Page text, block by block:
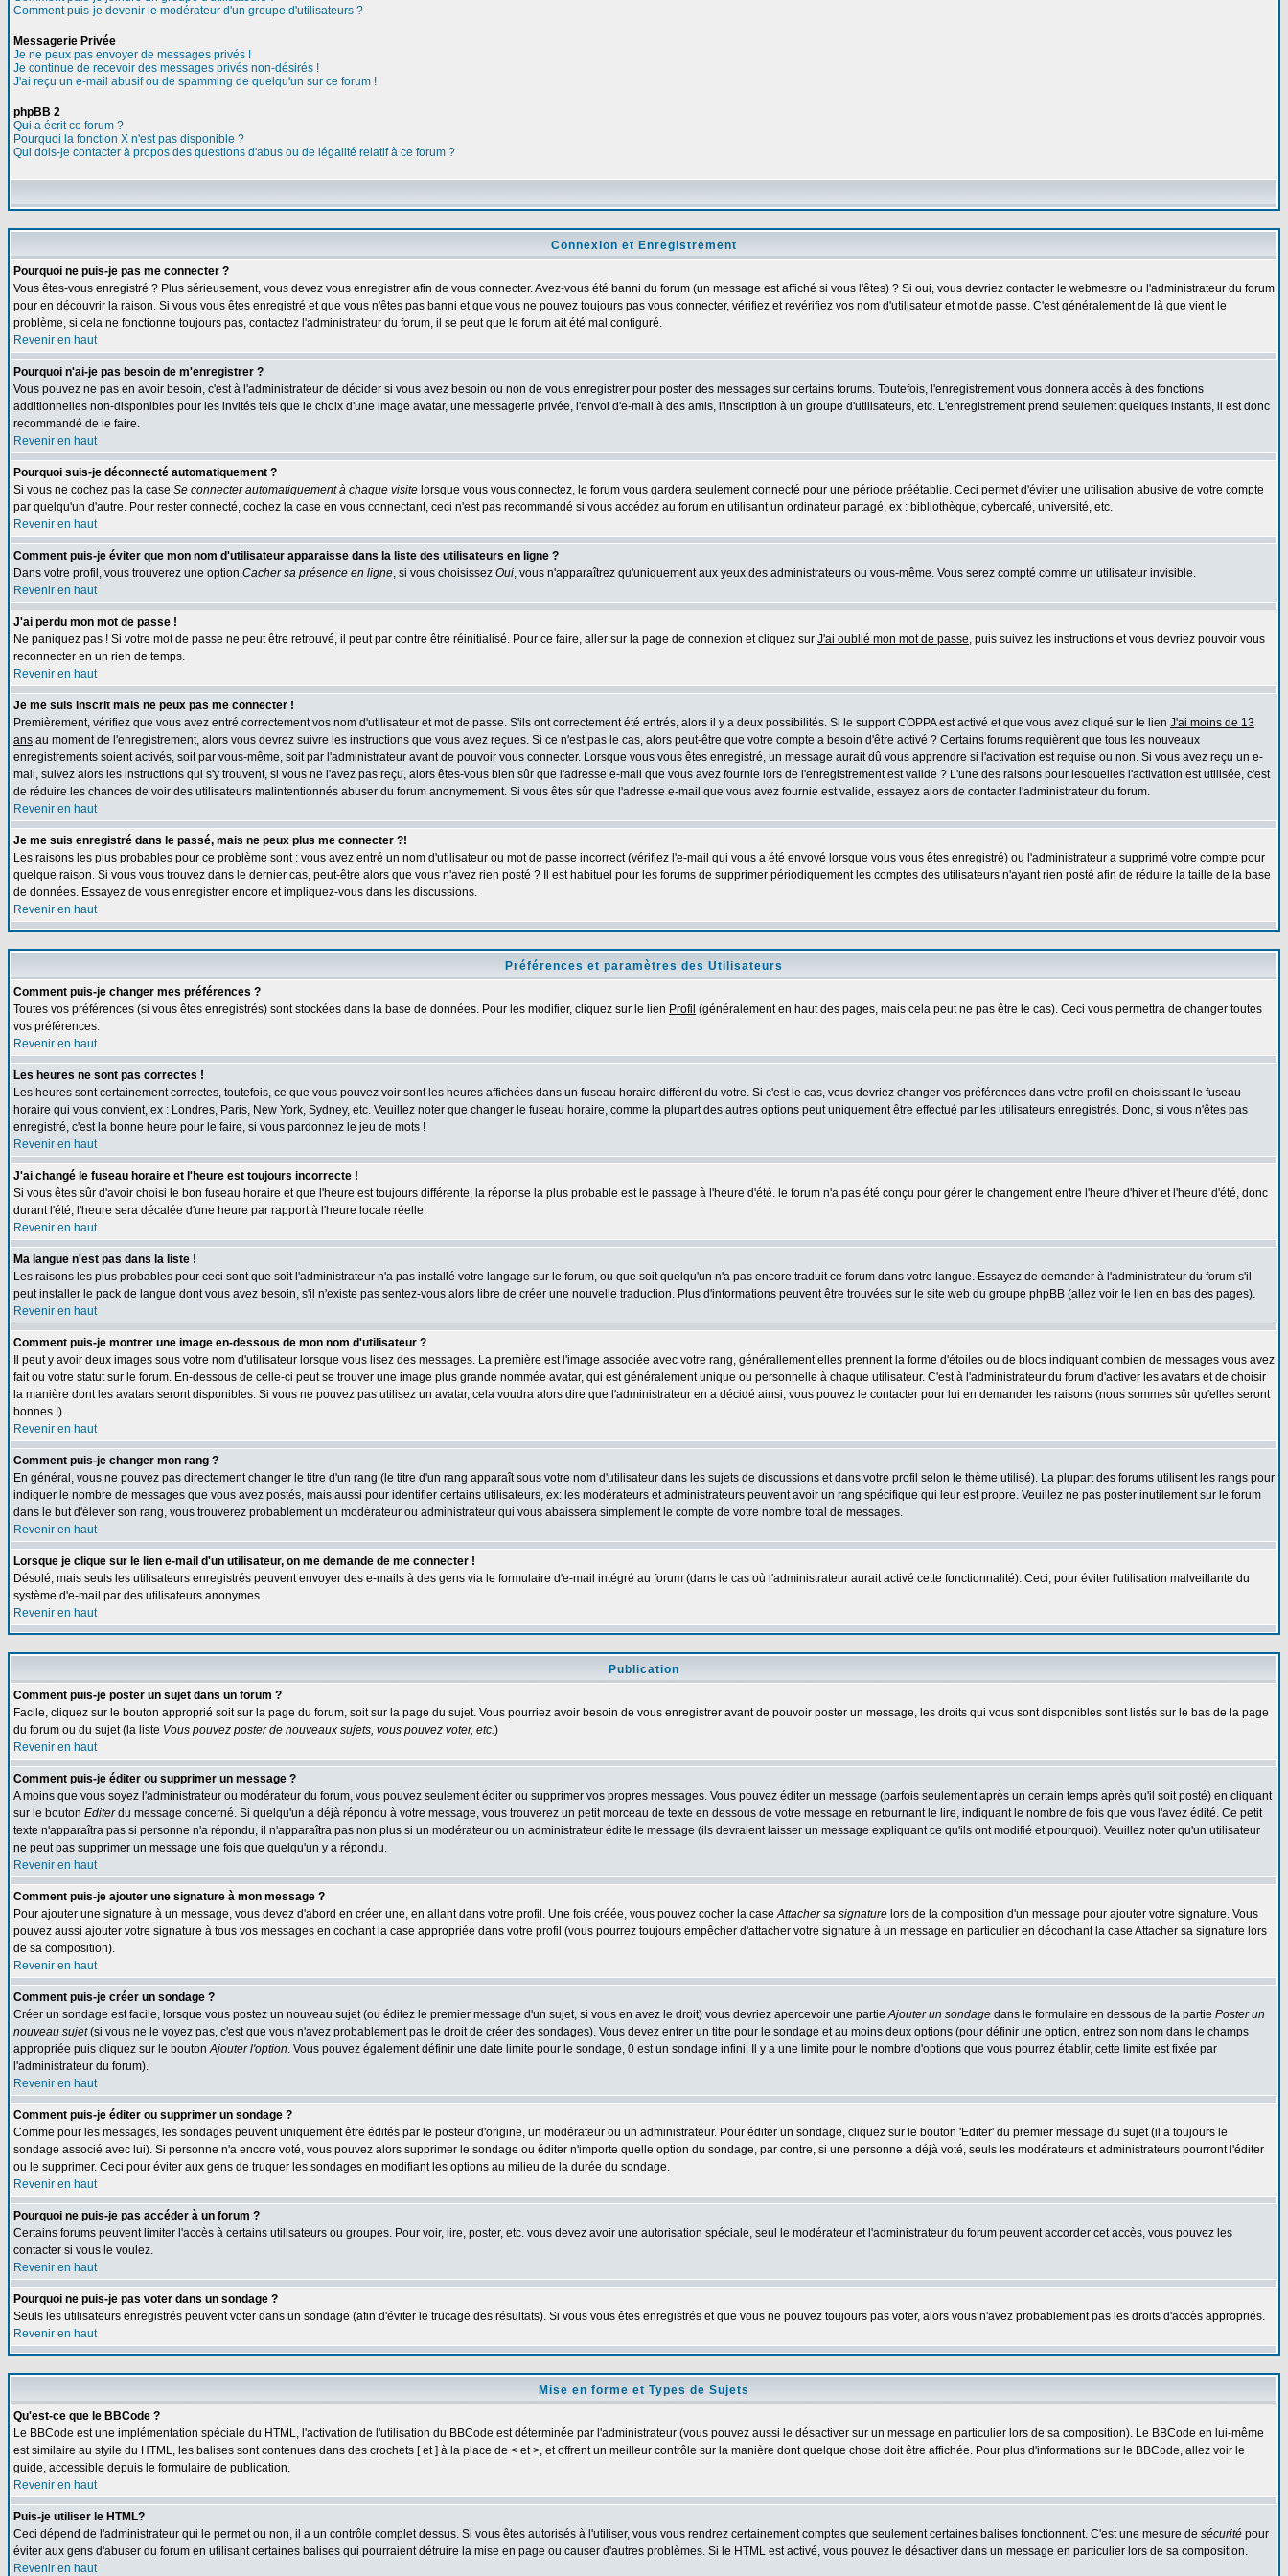
Comment puis-je devenir le modérateur d'un groupe d'utilisateurs ?
Messagerie Privée
Je ne peux pas envoyer de messages privés !
Je continue de recevoir des messages privés non-désirés !
J'ai reçu un e-mail abusif ou de spamming de quelqu'un sur ce forum !
phpBB 2
Qui a écrit ce forum ?
Pourquoi la fonction X n'est pas disponible ?
Qui dois-je contacter à propos des questions d'abus ou de légalité relatif à ce forum ?
Connexion et Enregistrement
Pourquoi ne puis-je pas me connecter ?
Vous êtes-vous enregistré ? Plus sérieusement, vous devez vous enregistrer afin de vous connecter. Avez-vous été banni du forum (un message est affiché si vous l'êtes) ? Si oui, vous devriez contacter le webmestre ou l'administrateur du forum
pour en découvrir la raison. Si vous vous êtes enregistré et que vous n'êtes pas banni et que vous ne pouvez toujours pas vous connecter, vérifiez et revérifiez vos nom d'utilisateur et mot de passe. C'est généralement de là que vient le
problème, si cela ne fonctionne toujours pas, contactez l'administrateur du forum, il se peut que le forum ait été mal configuré.
Revenir en haut
Pourquoi n'ai-je pas besoin de m'enregistrer ?
Vous pouvez ne pas en avoir besoin, c'est à l'administrateur de décider si vous avez besoin ou non de vous enregistrer pour poster des messages sur certains forums. Toutefois, l'enregistrement vous donnera accès à des fonctions
additionnelles non-disponibles pour les invités tels que le choix d'une image avatar, une messagerie privée, l'envoi d'e-mail à des amis, l'inscription à un groupe d'utilisateurs, etc. L'enregistrement prend seulement quelques instants, il est donc
recommandé de le faire.
Revenir en haut
Pourquoi suis-je déconnecté automatiquement ?
Si vous ne cochez pas la case Se connecter automatiquement à chaque visite lorsque vous vous connectez, le forum vous gardera seulement connecté pour une période préétablie. Ceci permet d'éviter une utilisation abusive de votre compte
par quelqu'un d'autre. Pour rester connecté, cochez la case en vous connectant, ceci n'est pas recommandé si vous accédez au forum en utilisant un ordinateur partagé, ex : bibliothèque, cybercafé, université, etc.
Revenir en haut
Comment puis-je éviter que mon nom d'utilisateur apparaisse dans la liste des utilisateurs en ligne ?
Dans votre profil, vous trouverez une option Cacher sa présence en ligne, si vous choisissez Oui, vous n'apparaîtrez qu'uniquement aux yeux des administrateurs ou vous-même. Vous serez compté comme un utilisateur invisible.
Revenir en haut
J'ai perdu mon mot de passe !
Ne paniquez pas ! Si votre mot de passe ne peut être retrouvé, il peut par contre être réinitialisé. Pour ce faire, aller sur la page de connexion et cliquez sur J'ai oublié mon mot de passe, puis suivez les instructions et vous devriez pouvoir vous
reconnecter en un rien de temps.
Revenir en haut
Je me suis inscrit mais ne peux pas me connecter !
Premièrement, vérifiez que vous avez entré correctement vos nom d'utilisateur et mot de passe. S'ils ont correctement été entrés, alors il y a deux possibilités. Si le support COPPA est activé et que vous avez cliqué sur le lien J'ai moins de 13
ans au moment de l'enregistrement, alors vous devrez suivre les instructions que vous avez reçues. Si ce n'est pas le cas, alors peut-être que votre compte a besoin d'être activé ? Certains forums requièrent que tous les nouveaux
enregistrements soient activés, soit par vous-même, soit par l'administrateur avant de pouvoir vous connecter. Lorsque vous vous êtes enregistré, un message aurait dû vous apprendre si l'activation est requise ou non. Si vous avez reçu un e-
mail, suivez alors les instructions qui s'y trouvent, si vous ne l'avez pas reçu, alors êtes-vous bien sûr que l'adresse e-mail que vous avez fournie lors de l'enregistrement est valide ? L'une des raisons pour lesquelles l'activation est utilisée, c'est
de réduire les chances de voir des utilisateurs malintentionnés abuser du forum anonymement. Si vous êtes sûr que l'adresse e-mail que vous avez fournie est valide, essayez alors de contacter l'administrateur du forum.
Revenir en haut
Je me suis enregistré dans le passé, mais ne peux plus me connecter ?!
Les raisons les plus probables pour ce problème sont : vous avez entré un nom d'utilisateur ou mot de passe incorrect (vérifiez l'e-mail qui vous a été envoyé lorsque vous vous êtes enregistré) ou l'administrateur a supprimé votre compte pour
quelque raison. Si vous vous trouvez dans le dernier cas, peut-être alors que vous n'avez rien posté ? Il est habituel pour les forums de supprimer périodiquement les comptes des utilisateurs n'ayant rien posté afin de réduire la taille de la base
de données. Essayez de vous enregistrer encore et impliquez-vous dans les discussions.
Revenir en haut
Préférences et paramètres des Utilisateurs
Comment puis-je changer mes préférences ?
Toutes vos préférences (si vous êtes enregistrés) sont stockées dans la base de données. Pour les modifier, cliquez sur le lien Profil (généralement en haut des pages, mais cela peut ne pas être le cas). Ceci vous permettra de changer toutes
vos préférences.
Revenir en haut
Les heures ne sont pas correctes !
Les heures sont certainement correctes, toutefois, ce que vous pouvez voir sont les heures affichées dans un fuseau horaire différent du votre. Si c'est le cas, vous devriez changer vos préférences dans votre profil en choisissant le fuseau
horaire qui vous convient, ex : Londres, Paris, New York, Sydney, etc. Veuillez noter que changer le fuseau horaire, comme la plupart des autres options peut uniquement être effectué par les utilisateurs enregistrés. Donc, si vous n'êtes pas
enregistré, c'est la bonne heure pour le faire, si vous pardonnez le jeu de mots !
Revenir en haut
J'ai changé le fuseau horaire et l'heure est toujours incorrecte !
Si vous êtes sûr d'avoir choisi le bon fuseau horaire et que l'heure est toujours différente, la réponse la plus probable est le passage à l'heure d'été. le forum n'a pas été conçu pour gérer le changement entre l'heure d'hiver et l'heure d'été, donc
durant l'été, l'heure sera décalée d'une heure par rapport à l'heure locale réelle.
Revenir en haut
Ma langue n'est pas dans la liste !
Les raisons les plus probables pour ceci sont que soit l'administrateur n'a pas installé votre langage sur le forum, ou que soit quelqu'un n'a pas encore traduit ce forum dans votre langue. Essayez de demander à l'administrateur du forum s'il
peut installer le pack de langue dont vous avez besoin, s'il n'existe pas sentez-vous alors libre de créer une nouvelle traduction. Plus d'informations peuvent être trouvées sur le site web du groupe phpBB (allez voir le lien en bas des pages).
Revenir en haut
Comment puis-je montrer une image en-dessous de mon nom d'utilisateur ?
Il peut y avoir deux images sous votre nom d'utilisateur lorsque vous lisez des messages. La première est l'image associée avec votre rang, générallement elles prennent la forme d'étoiles ou de blocs indiquant combien de messages vous avez
fait ou votre statut sur le forum. En-dessous de celle-ci peut se trouver une image plus grande nommée avatar, qui est généralement unique ou personnelle à chaque utilisateur. C'est à l'administrateur du forum d'activer les avatars et de choisir
la manière dont les avatars seront disponibles. Si vous ne pouvez pas utilisez un avatar, cela voudra alors dire que l'administrateur en a décidé ainsi, vous pouvez le contacter pour lui en demander les raisons (nous sommes sûr qu'elles seront
bonnes !).
Revenir en haut
Comment puis-je changer mon rang ?
En général, vous ne pouvez pas directement changer le titre d'un rang (le titre d'un rang apparaît sous votre nom d'utilisateur dans les sujets de discussions et dans votre profil selon le thème utilisé). La plupart des forums utilisent les rangs pour
indiquer le nombre de messages que vous avez postés, mais aussi pour identifier certains utilisateurs, ex: les modérateurs et administrateurs peuvent avoir un rang spécifique qui leur est propre. Veuillez ne pas poster inutilement sur le forum
dans le but d'élever son rang, vous trouverez probablement un modérateur ou administrateur qui vous abaissera simplement le compte de votre nombre total de messages.
Revenir en haut
Lorsque je clique sur le lien e-mail d'un utilisateur, on me demande de me connecter !
Désolé, mais seuls les utilisateurs enregistrés peuvent envoyer des e-mails à des gens via le formulaire d'e-mail intégré au forum (dans le cas où l'administrateur aurait activé cette fonctionnalité). Ceci, pour éviter l'utilisation malveillante du
système d'e-mail par des utilisateurs anonymes.
Revenir en haut
Publication
Comment puis-je poster un sujet dans un forum ?
Facile, cliquez sur le bouton approprié soit sur la page du forum, soit sur la page du sujet. Vous pourriez avoir besoin de vous enregistrer avant de pouvoir poster un message, les droits qui vous sont disponibles sont listés sur le bas de la page
du forum ou du sujet (la liste Vous pouvez poster de nouveaux sujets, vous pouvez voter, etc.)
Revenir en haut
Comment puis-je éditer ou supprimer un message ?
A moins que vous soyez l'administrateur ou modérateur du forum, vous pouvez seulement éditer ou supprimer vos propres messages. Vous pouvez éditer un message (parfois seulement après un certain temps après qu'il soit posté) en cliquant
sur le bouton Editerdu message concerné. Si quelqu'un a déjà répondu à votre message, vous trouverez un petit morceau de texte en dessous de votre message en retournant le lire, indiquant le nombre de fois que vous l'avez édité. Ce petit
texte n'apparaîtra pas si personne n'a répondu, il n'apparaîtra pas non plus si un modérateur ou un administrateur édite le message (ils devraient laisser un message expliquant ce qu'ils ont modifié et pourquoi). Veuillez noter qu'un utilisateur
ne peut pas supprimer un message une fois que quelqu'un y a répondu.
Revenir en haut
Comment puis-je ajouter une signature à mon message ?
Pour ajouter une signature à un message, vous devez d'abord en créer une, en allant dans votre profil. Une fois créée, vous pouvez cocher la caseAttacher sa signature lors de la composition d'un message pour ajouter votre signature. Vous
pouvez aussi ajouter votre signature à tous vos messages en cochant la case appropriée dans votre profil (vous pourrez toujours empêcher d'attacher votre signature à un message en particulier en décochant la case Attacher sa signature lors
de sa composition).
Revenir en haut
Comment puis-je créer un sondage ?
Créer un sondage est facile, lorsque vous postez un nouveau sujet (ou éditez le premier message d'un sujet, si vous en avez le droit) vous devriez apercevoir une partieAjouter un sondage dans le formulaire en dessous de la partie Poster un
nouveau sujet(si vous ne le voyez pas, c'est que vous n'avez probablement pas le droit de créer des sondages). Vous devez entrer un titre pour le sondage et au moins deux options (pour définir une option, entrez son nom dans le champs
appropriée puis cliquez sur le boutonAjouter l'option. Vous pouvez également définir une date limite pour le sondage, 0 est un sondage infini. Il y a une limite pour le nombre d'options que vous pourrez établir, cette limite est fixée par
l'administrateur du forum).
Revenir en haut
Comment puis-je éditer ou supprimer un sondage ?
Comme pour les messages, les sondages peuvent uniquement être édités par le posteur d'origine, un modérateur ou un administrateur. Pour éditer un sondage, cliquez sur le bouton 'Editer' du premier message du sujet (il a toujours le
sondage associé avec lui). Si personne n'a encore voté, vous pouvez alors supprimer le sondage ou éditer n'importe quelle option du sondage, par contre, si une personne a déjà voté, seuls les modérateurs et administrateurs pourront l'éditer
ou le supprimer. Ceci pour éviter aux gens de truquer les sondages en modifiant les options au milieu de la durée du sondage.
Revenir en haut
Pourquoi ne puis-je pas accéder à un forum ?
Certains forums peuvent limiter l'accès à certains utilisateurs ou groupes. Pour voir, lire, poster, etc. vous devez avoir une autorisation spéciale, seul le modérateur et l'administrateur du forum peuvent accorder cet accès, vous pouvez les
contacter si vous le voulez.
Revenir en haut
Pourquoi ne puis-je pas voter dans un sondage ?
Seuls les utilisateurs enregistrés peuvent voter dans un sondage (afin d'éviter le trucage des résultats). Si vous vous êtes enregistrés et que vous ne pouvez toujours pas voter, alors vous n'avez probablement pas les droits d'accès appropriés.
Revenir en haut
Mise en forme et Types de Sujets
Qu'est-ce que le BBCode ?
Le BBCode est une implémentation spéciale du HTML, l'activation de l'utilisation du BBCode est déterminée par l'administrateur (vous pouvez aussi le désactiver sur un message en particulier lors de sa composition). Le BBCode en lui-même
est similaire au styile du HTML, les balises sont contenues dans des crochets [ et ] à la place de < et >, et offrent un meilleur contrôle sur la manière dont quelque chose doit être affichée. Pour plus d'informations sur le BBCode, allez voir le
guide, accessible depuis le formulaire de publication.
Revenir en haut
Puis-je utiliser le HTML?
Ceci dépend de l'administrateur qui le permet ou non, il a un contrôle complet dessus. Si vous êtes autorisés à l'utiliser, vous vous rendrez certainement comptes que seulement certaines balises fonctionnent. C'est une mesure de sécurité pour
éviter aux gens d'abuser du forum en utilisant certaines balises qui pourraient détruire la mise en page ou causer d'autres problèmes. Si le HTML est activé, vous pouvez le désactiver dans un message en particulier lors de sa composition.
Revenir en haut